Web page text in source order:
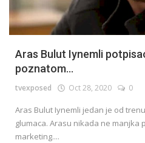
Aras Bulut Iynemli
poznatom...
tvexposed Oct 28, 2020 0
Aras Bulut Iynemli jedan je od
glumaca. Arasu nikada ne manjka
marketing....